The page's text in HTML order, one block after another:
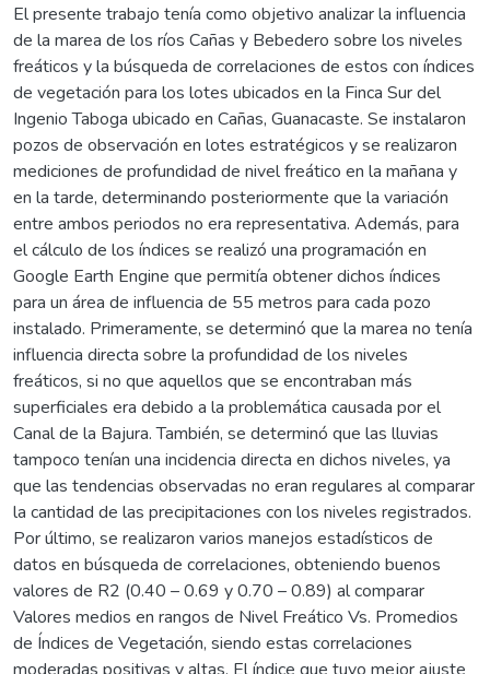
El presente trabajo tenía como objetivo analizar la influencia
de la marea de los ríos Cañas y Bebedero sobre los niveles
freáticos y la búsqueda de correlaciones de estos con índices
de vegetación para los lotes ubicados en la Finca Sur del
Ingenio Taboga ubicado en Cañas, Guanacaste. Se instalaron
pozos de observación en lotes estratégicos y se realizaron
mediciones de profundidad de nivel freático en la mañana y
en la tarde, determinando posteriormente que la variación
entre ambos periodos no era representativa. Además, para
el cálculo de los índices se realizó una programación en
Google Earth Engine que permitía obtener dichos índices
para un área de influencia de 55 metros para cada pozo
instalado. Primeramente, se determinó que la marea no tenía
influencia directa sobre la profundidad de los niveles
freáticos, si no que aquellos que se encontraban más
superficiales era debido a la problemática causada por el
Canal de la Bajura. También, se determinó que las lluvias
tampoco tenían una incidencia directa en dichos niveles, ya
que las tendencias observadas no eran regulares al comparar
la cantidad de las precipitaciones con los niveles registrados.
Por último, se realizaron varios manejos estadísticos de
datos en búsqueda de correlaciones, obteniendo buenos
valores de R2 (0.40 – 0.69 y 0.70 – 0.89) al comparar
Valores medios en rangos de Nivel Freático Vs. Promedios
de Índices de Vegetación, siendo estas correlaciones